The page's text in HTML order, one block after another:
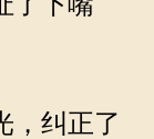
，纠正了